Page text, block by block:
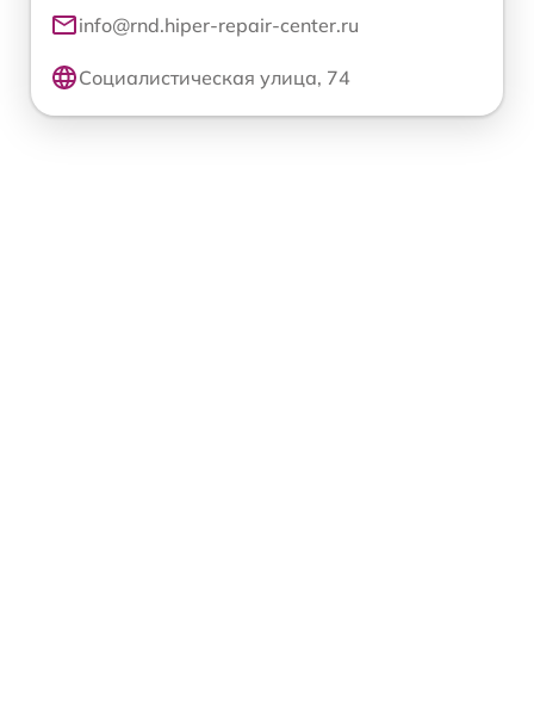
info@rnd.hiper-repair-center.ru
Социалистическая улица, 74